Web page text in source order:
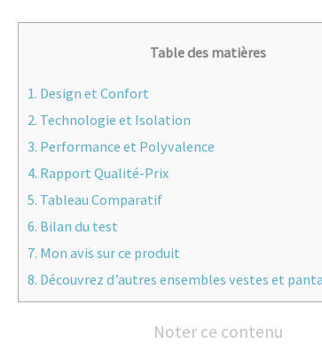
Table des matières
1. Design et Confort
2. Technologie et Isolation
3. Performance et Polyvalence
4. Rapport Qualité-Prix
5. Tableau Comparatif
6. Bilan du test
7. Mon avis sur ce produit
8. Découvrez d’autres ensembles vestes et
Noter ce contenu